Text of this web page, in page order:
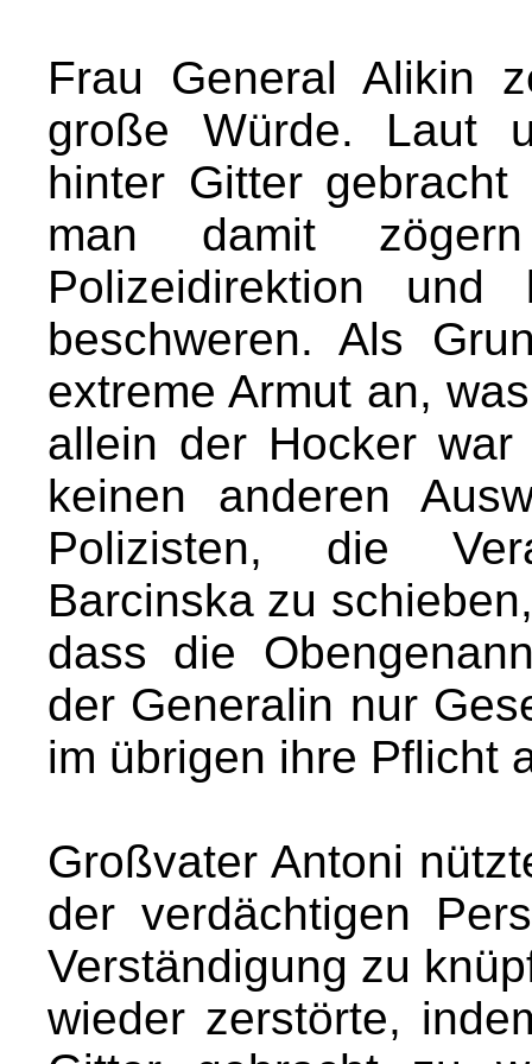
Frau General Alikin
große Würde. Laut
hinter Gitter
man damit
Polizeidirektion und
beschweren. Als
extreme Armut an,
allein der Hocker
keinen anderen
Polizisten, die
Barcinska zu
dass die
der Generalin nur
im übrigen ihre Pflicht
Großvater Antoni
der verdächtigen
Verständigung zu
wieder zerstörte,